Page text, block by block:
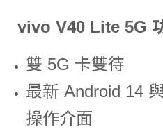
vivo V40 Lite 5G
雙 5G 卡雙待
最新 Android 14
操作介面